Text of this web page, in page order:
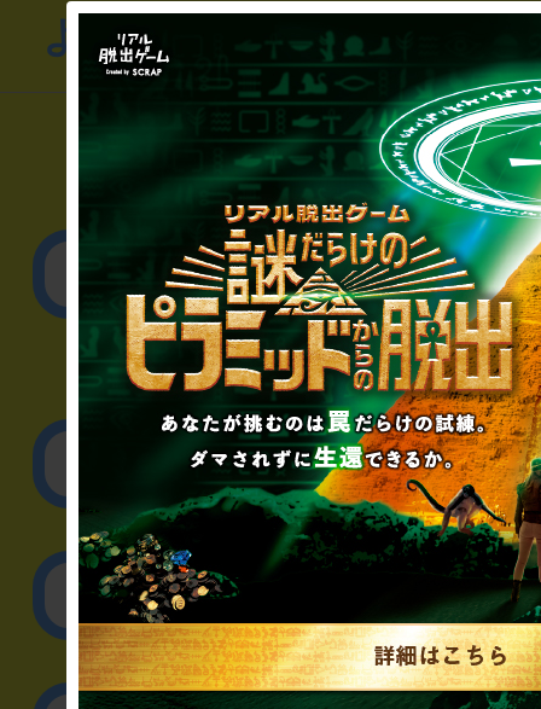
よくあるお問い合わせ
▼一般のお客様
公演内容、チケット
▼企業／法人の方
リアル脱出ゲーム制作
取材に関するお